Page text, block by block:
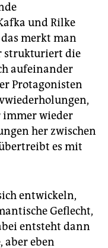
und Rilke
merkt man
strukturiert die
aufeinander
Protagonisten
immer wieder
her zwischen
es mit
entwickeln,
Geflecht,
entsteht dann
aber eben